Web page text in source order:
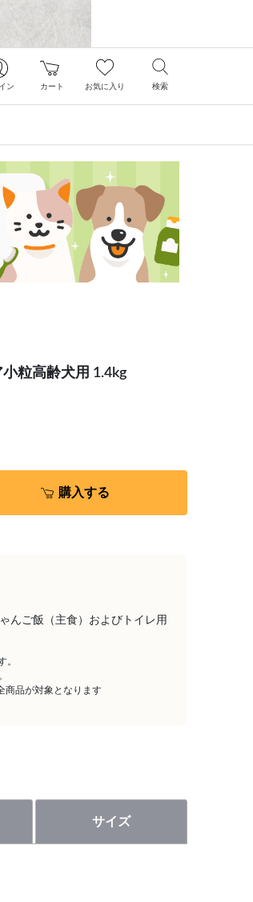
ン カート お気に入り 検索
粒高齢犬用 1.4kg
購入する
んご飯（主食）およびトイレ用
。
商品が対象となります
サイズ